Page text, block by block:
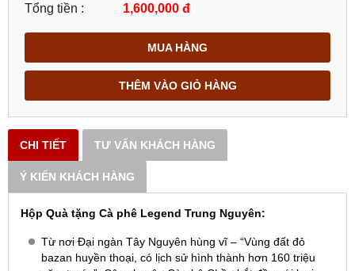
Tổng tiền : 1,600,000 đ
MUA HÀNG
THÊM VÀO GIỎ HÀNG
CHI TIẾT TƯ VẤN KHÁCH HÀNG
Ý KIẾN KHÁCH HÀNG
Hộp Quà tặng Cà phê Legend Trung Nguyên:
Từ nơi Đại ngàn Tây Nguyên hùng vĩ – “Vùng đất đỏ
bazan huyền thoại, có lịch sử hình thành hơn 160 triệu